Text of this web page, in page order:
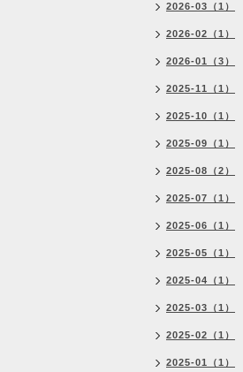
2026-03（1）
2026-02（1）
2026-01（3）
2025-11（1）
2025-10（1）
2025-09（1）
2025-08（2）
2025-07（1）
2025-06（1）
2025-05（1）
2025-04（1）
2025-03（1）
2025-02（1）
2025-01（1）